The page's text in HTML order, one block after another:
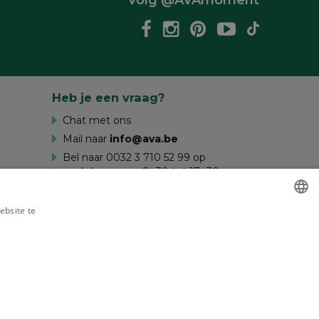
Heb je een vraag?
Chat met ons
Mail naar info@ava.be
Bel naar 0032 3 710 52 99 op
werkdagen van 8u30 tot 17u30 en op
te